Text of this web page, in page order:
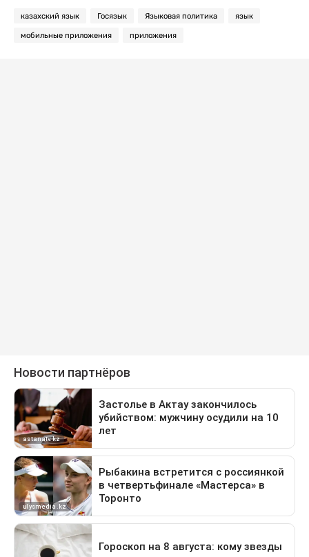
казахский язык Госязык Языковая политика язык
мобильные приложения приложения